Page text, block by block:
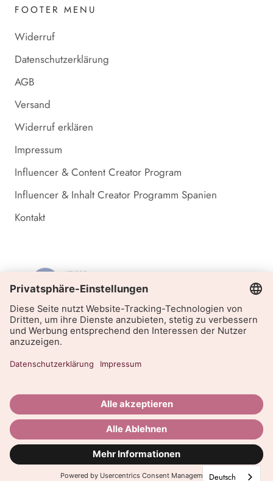
FOOTER MENU
Widerruf
Datenschutzerklärung
AGB
Versand
Widerruf erklären
Impressum
Influencer & Content Creator Program
Influencer & Inhalt Creator Programm Spanien
Kontakt
© INVISIBOBBLE OFFIZIELLER ONLINE SHOP
Deutsch